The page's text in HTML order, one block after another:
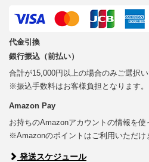
代金引換
銀行振込（前払い）
合計が15,000円以上の場合のみご選択い
※振込手数料はお客様負担となります。
Amazon Pay
お持ちのAmazonアカウントの情報を使
※Amazonのポイントはご利用いただけ
発送スケジュール